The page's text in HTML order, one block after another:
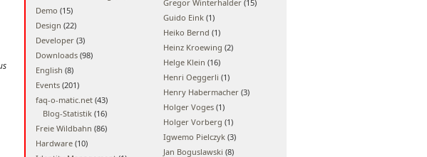
Demo (15)
Design (22)
Developer (3)
Downloads (98)
English (8)
Events (201)
faq-o-matic.net (43)
Blog-Statistik (16)
Freie Wildbahn (86)
Hardware (10)
Gregor Winterhalder (15)
Guido Eink (1)
Heiko Bernd (1)
Heinz Kroewing (2)
Helge Klein (16)
Henri Oeggerli (1)
Henry Habermacher (3)
Holger Voges (1)
Holger Vorberg (1)
Igwemo Pielczyk (3)
Jan Boguslawski (8)